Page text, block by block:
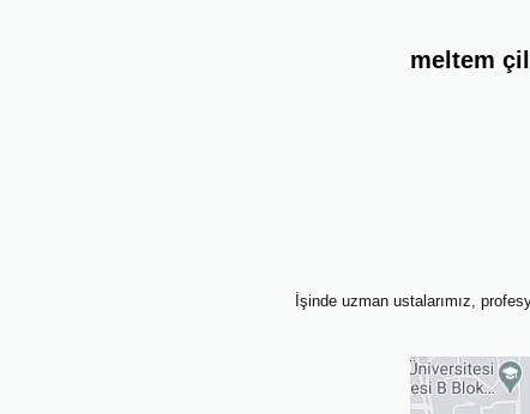
meltem
İşinde uzman ustalarımız,